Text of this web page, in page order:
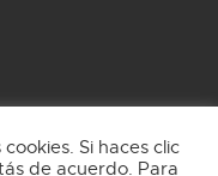
Si haces clic
de acuerdo. Para